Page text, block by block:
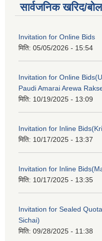
सार्वजनिक खरिद/
Invitation for Online Bids
मिति: 05/05/2026 - 15:54
Invitation for Online
Paudi Amarai Arewa
मिति: 10/19/2025 - 13:09
Invitation for Inline
मिति: 10/17/2025 - 13:37
Invitation for Inline
मिति: 10/17/2025 - 13:35
Invitation for Sealed
Sichai)
मिति: 09/28/2025 - 11:38